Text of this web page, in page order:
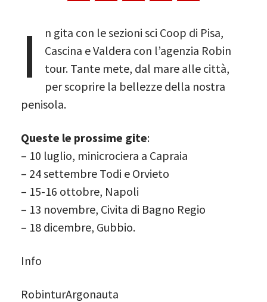
I
n gita con le sezioni sci Coop di Pisa,
Cascina e Valdera con l’agenzia Robin
tour. Tante mete, dal mare alle città,
per scoprire la bellezze della nostra
penisola.
Queste le prossime gite:
– 10 luglio, minicrociera a Capraia
– 24 settembre Todi e Orvieto
– 15-16 ottobre, Napoli
– 13 novembre, Civita di Bagno Regio
– 18 dicembre, Gubbio.
Info
RobinturArgonauta